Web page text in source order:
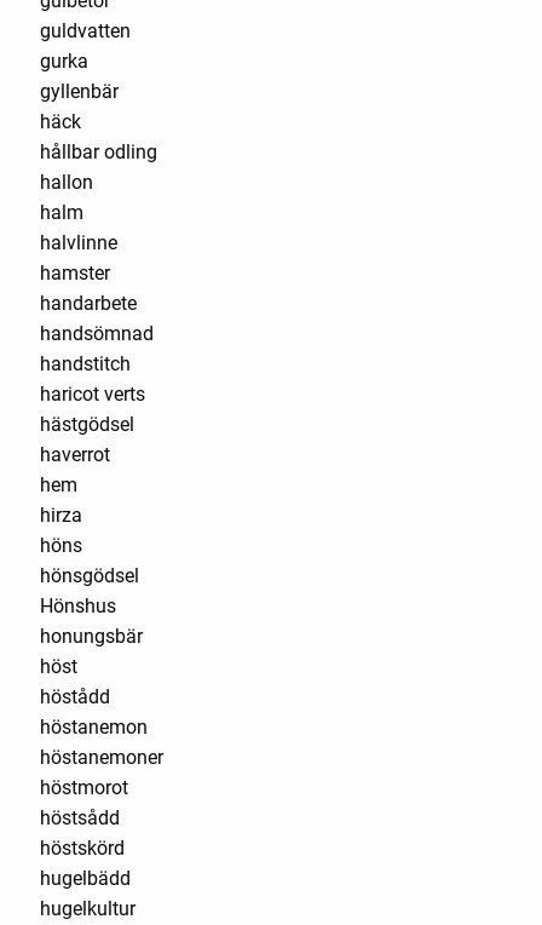
guldvatten
gurka
gyllenbär
häck
hållbar odling
hallon
halm
halvlinne
hamster
handarbete
handsömnad
handstitch
haricot verts
hästgödsel
haverrot
hem
hirza
höns
hönsgödsel
Hönshus
honungsbär
höst
höstådd
höstanemon
höstanemoner
höstmorot
höstsådd
höstskörd
hugelbädd
hugelkultur